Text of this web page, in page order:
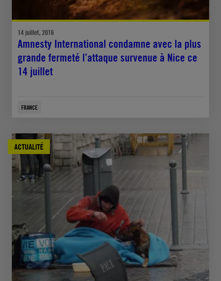
14 juillet, 2016
Amnesty International condamne avec la plus
grande fermeté l’attaque survenue à Nice ce
14 juillet
FRANCE
ACTUALITÉ